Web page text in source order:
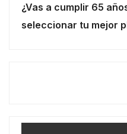
¿Vas a cumplir 65
seleccionar tu mejor